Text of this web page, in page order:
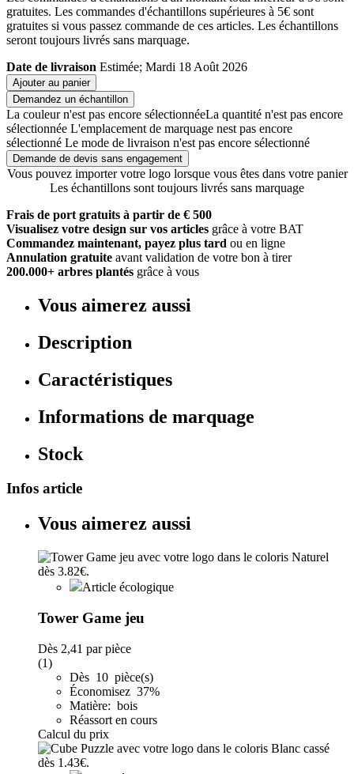
gratuites. Les commandes d'échantillons supérieures à 5€ sont
gratuites si vous passez commande de ces articles. Les échantillons
seront toujours livrés sans marquage.
Date de livraison Estimée; Mardi 18 Août 2026
Ajouter au panier
Demandez un échantillon
La couleur n'est pas encore sélectionnéeLa quantité n'est pas encore
sélectionnée L'emplacement de marquage nest pas encore
sélectionné Le mode de livraison n'est pas encore sélectionné
Demande de devis sans engagement
Vous pouvez importer votre logo lorsque vous êtes dans votre panier
Les échantillons sont toujours livrés sans marquage
Frais de port gratuits à partir de € 500
Visualisez votre design sur vos articles grâce à votre BAT
Commandez maintenant, payez plus tard ou en ligne
Annulation gratuite avant validation de votre bon à tirer
200.000+ arbres plantés grâce à vous
Vous aimerez aussi
Description
Caractéristiques
Informations de marquage
Stock
Infos article
Vous aimerez aussi
Article écologique
Tower Game jeu
Dès 2,41 par pièce
(1)
Dès 10 pièce(s)
Économisez 37%
Matière: bois
Réassort en cours
Calcul du prix